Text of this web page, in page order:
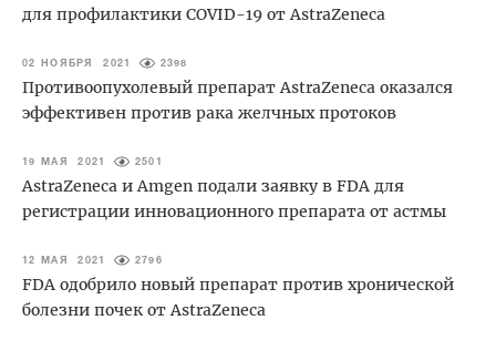
для профилактики COVID-19 от AstraZeneca
02 НОЯБРЯ 2021 2398
Противоопухолевый препарат AstraZeneca оказался
эффективен против рака желчных протоков
19 МАЯ 2021 2501
AstraZeneca и Amgen подали заявку в FDA для
регистрации инновационного препарата от астмы
12 МАЯ 2021 2796
FDA одобрило новый препарат против хронической
болезни почек от AstraZeneca